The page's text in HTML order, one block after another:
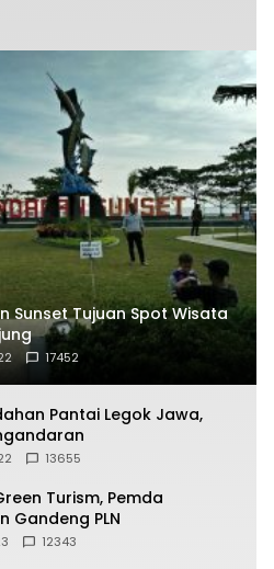
Sunset Tujuan Spot Wisata
17452
Pantai Legok Jawa,
13655
Turism, Pemda
Gandeng PLN
12343